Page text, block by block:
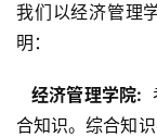
我们以经济管理
明：
  经济管理学院:
合知识。综合知